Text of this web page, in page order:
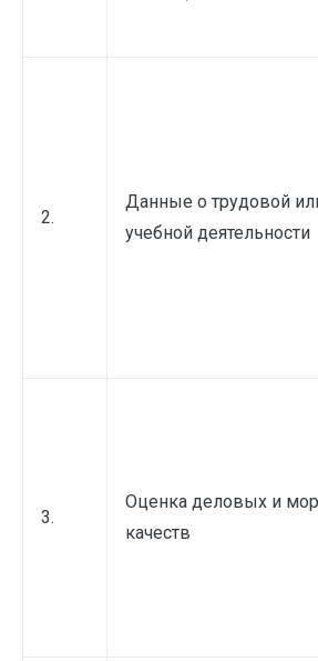
2.
Данные о трудовой
учебной деятельности
3.
Оценка деловых и
качеств